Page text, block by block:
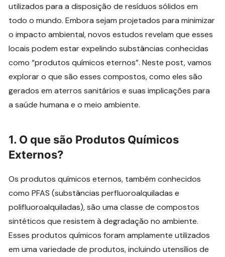
utilizados para a disposição de resíduos sólidos em
todo o mundo. Embora sejam projetados para minimizar
o impacto ambiental, novos estudos revelam que esses
locais podem estar expelindo substâncias conhecidas
como “produtos químicos eternos”. Neste post, vamos
explorar o que são esses compostos, como eles são
gerados em aterros sanitários e suas implicações para
a saúde humana e o meio ambiente.
1. O que são Produtos Químicos
Externos?
Os produtos químicos eternos, também conhecidos
como PFAS (substâncias perfluoroalquiladas e
polifluoroalquiladas), são uma classe de compostos
sintéticos que resistem à degradação no ambiente.
Esses produtos químicos foram amplamente utilizados
em uma variedade de produtos, incluindo utensílios de